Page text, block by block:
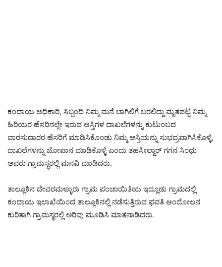
ಕಂದಾಯ ಅಧಿಕಾರಿ, ಸಿಬ್ಬಂದಿ ನಿಮ್ಮ ಮನೆ ಬಾಗಿಲಿಗೆ ಬರಲಿದ್ದು ಮೃತಪಟ್ಟ ನಿಮ್ಮ
ಹಿರಿಯರ ಹೆಸರಿನಲ್ಲೇ ಇರುವ ಆಸ್ತಿಗಳ ದಾಖಲೆಗಳನ್ನು ಕುಟುಂಬದ
ವಾರಸುದಾರರ ಹೆಸರಿಗೆ ಮಾಡಿಸಿಕೊಂಡು ನಿಮ್ಮ ಆಸ್ತಿಯನ್ನು ಸುಭದ್ರವಾಗಿಸಿಕೊಳ್ಳಿ,
ದಾಖಲೆಗಳನ್ನು ಜೋಪಾನ ಮಾಡಿಕೊಳ್ಳಿ ಎಂದು ತಹಸೀಲ್ದಾರ್ ಗಗನ ಸಿಂಧು
ಅವರು ಗ್ರಾಮಸ್ಥರಲ್ಲಿ ಮನವಿ ಮಾಡಿದರು.
ತಾಲ್ಲೂಕಿನ ದೇವರಮಳ್ಳೂರು ಗ್ರಾಮ ಪಂಚಾಯಿತಿಯ ಇದ್ಲೂಡು ಗ್ರಾಮದಲ್ಲಿ
ಕಂದಾಯ ಇಲಾಖೆಯಿಂದ ತಾಲ್ಲೂಕಿನಲ್ಲಿ ನಡೆಸುತ್ತಿರುವ ಫವತಿ ಆಂದೋಲನ
ಕುರಿತಾಗಿ ಗ್ರಾಮಸ್ಥರಲ್ಲಿ ಅರಿವು ಮೂಡಿಸಿ ಮಾತನಾಡಿದರು.